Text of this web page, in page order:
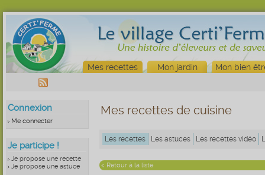
Mes recettes Mon jardin Mon bien
Connexion
Me connecter
Je participe !
Je propose une recette
Je propose une astuce
Mes recettes de cuisine
Les recettes Les astuces Les recettes vidéo
< Retour à la liste